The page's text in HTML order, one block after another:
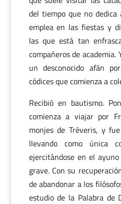
del tiempo que no
emplea en las fiestas y
las que está tan
compañeros de academia.
un desconocido afán
códices que comienza a
Recibió en bautismo.
comienza a viajar por
monjes de Tréveris, y
llevando como única
ejercitándose en el
grave. Con su
de abandonar a los
estudio de la Palabra de